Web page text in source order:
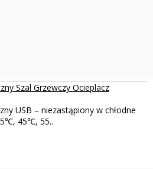
Szal Grzewczy Ocieplacz
USB – niezastąpiony w chłodne
45℃, 55..